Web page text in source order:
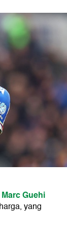
Marc Guehi
yang